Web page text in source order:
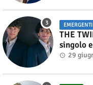
EMERGENTI
THE
singolo
29